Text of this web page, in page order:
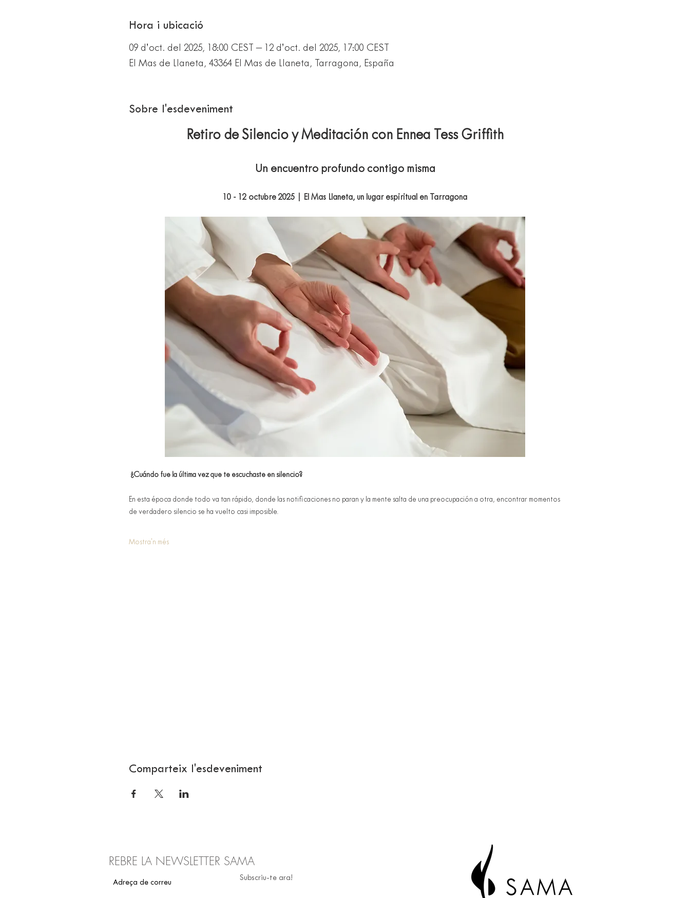
Hora i ubicació
09 d’oct. del 2025, 18:00 CEST – 12 d’oct. del 2025, 17:00 CEST
El Mas de Llaneta, 43364 El Mas de Llaneta, Tarragona, España
Sobre l'esdeveniment
Retiro de Silencio y Meditación con Ennea Tess Griffith
Un encuentro profundo contigo misma
10 - 12 octubre 2025 | El Mas Llaneta, un lugar espiritual en Tarragona
¿Cuándo fue la última vez que te escuchaste en silencio?
En esta época donde todo va tan rápido, donde las notificaciones no paran y la mente salta de una preocupación a otra, encontrar momentos
de verdadero silencio se ha vuelto casi imposible.
Mostra'n més
Comparteix l'esdeveniment
REBRE LA NEWSLETTER SAMA
Subscriu-te ara!